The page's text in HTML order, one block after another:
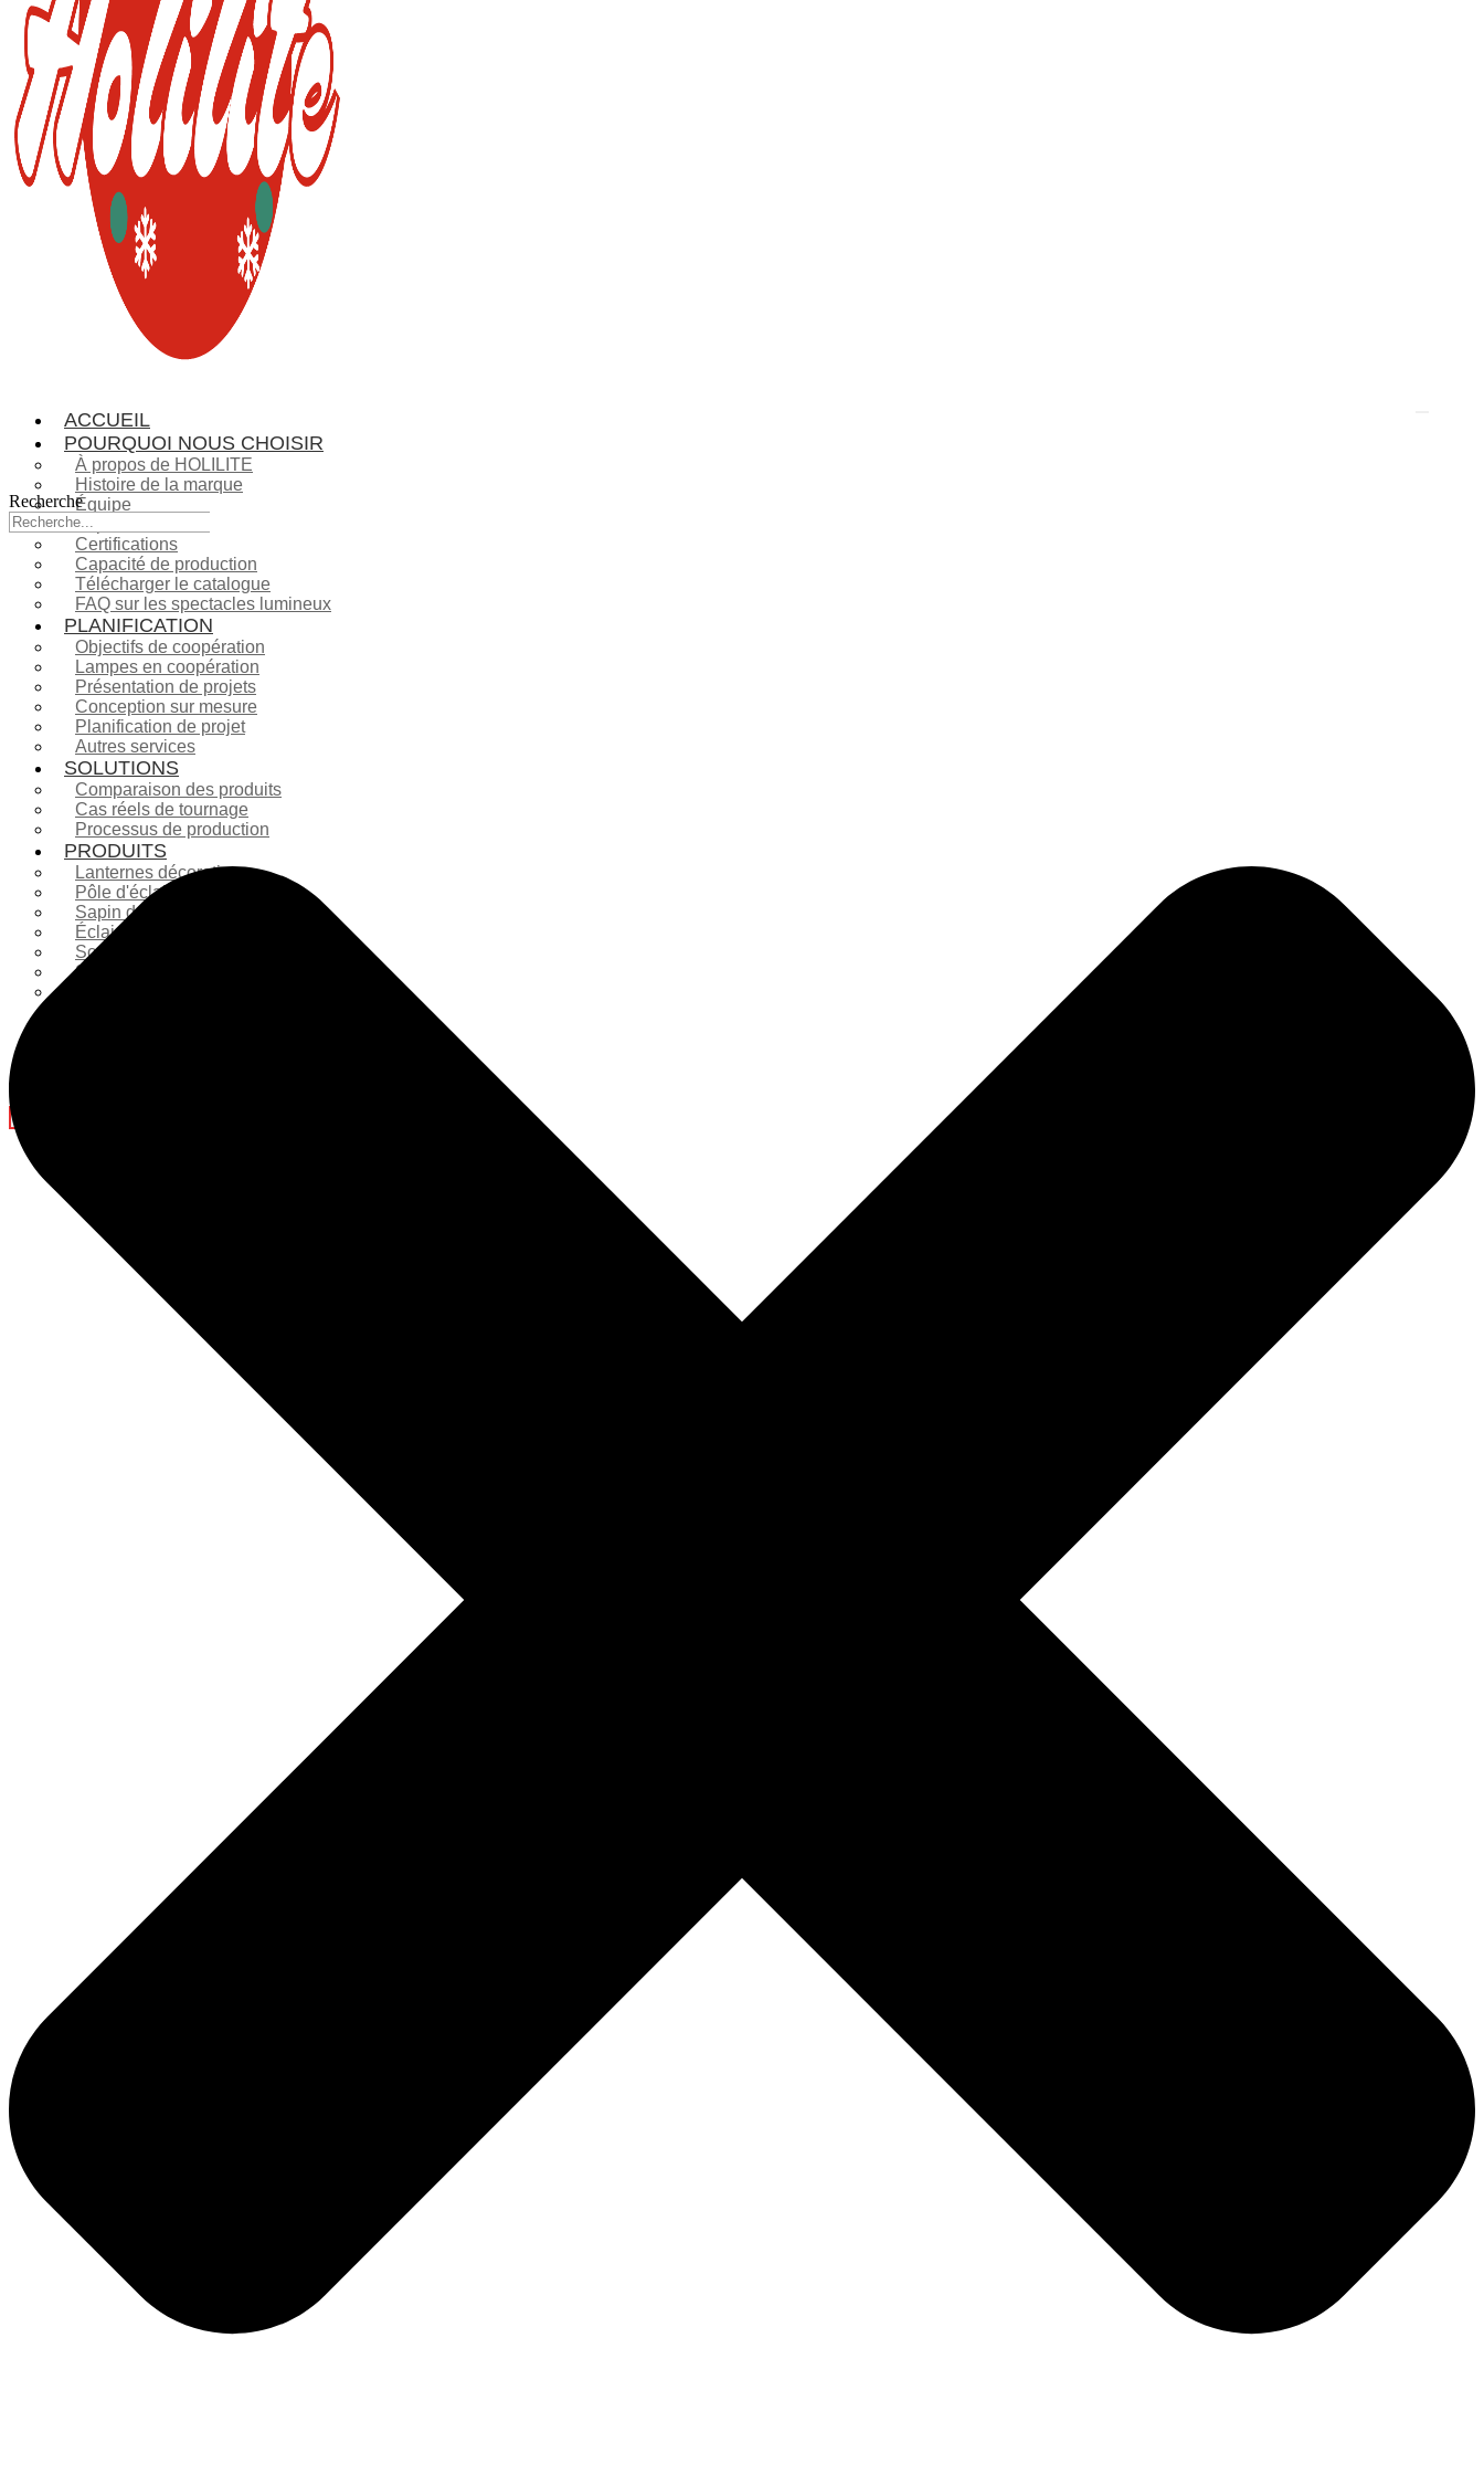
ACCUEIL
POURQUOI NOUS CHOISIR
À propos de HOLILITE
Histoire de la marque
Équipe
Expositions
Certifications
Capacité de production
Télécharger le catalogue
FAQ sur les spectacles lumineux
PLANIFICATION
Objectifs de coopération
Lampes en coopération
Présentation de projets
Conception sur mesure
Planification de projet
Autres services
SOLUTIONS
Comparaison des produits
Cas réels de tournage
Processus de production
PRODUITS
Lanternes décoratives
Pôle d'éclairage
Sapin de Noël
Éclairage de Noël
Sculpture en fibre de verre
Sculpture en fibre de verre
Recherche